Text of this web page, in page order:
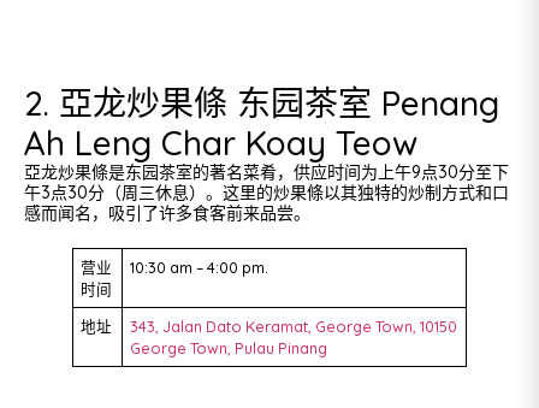
2. 亞龙炒果條 东园茶室 Penang
Ah Leng Char Koay Teow
亞龙炒果條是东园茶室的著名菜肴，供应时间为上午9点30分至下
午3点30分（周三休息）。这里的炒果條以其独特的炒制方式和口
感而闻名，吸引了许多食客前来品尝。
营业
时间
10:30 am – 4:00 pm.
地址
343, Jalan Dato Keramat, George Town, 10150
George Town, Pulau Pinang